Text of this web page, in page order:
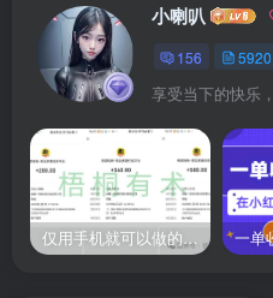
小喇叭
156 5920
享受当下的快乐
仅用手机就可以做的小项目，当天就能见钱，每天100-300